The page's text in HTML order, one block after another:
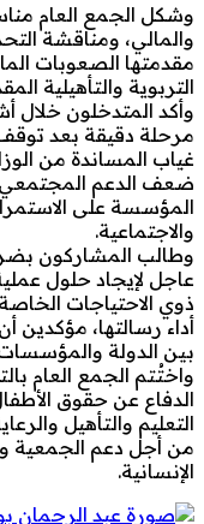
وشكل الجمع العام
والمالي، ومناقشة
مقدمتها الصعوبات
التربوية والتأهيلية
وأكد المتدخلون خلال
مرحلة دقيقة بعد
غياب المساندة من
ضعف الدعم
المؤسسة على
والاجتماعية.
وطالب المشاركون
عاجل لإيجاد حلول
ذوي الاحتياجات
أداء رسالتها، مؤكدين
بين الدولة
واختُتم الجمع العام
الدفاع عن حقوق
التعليم والتأهيل
من أجل دعم الجمعية
الإنسانية.